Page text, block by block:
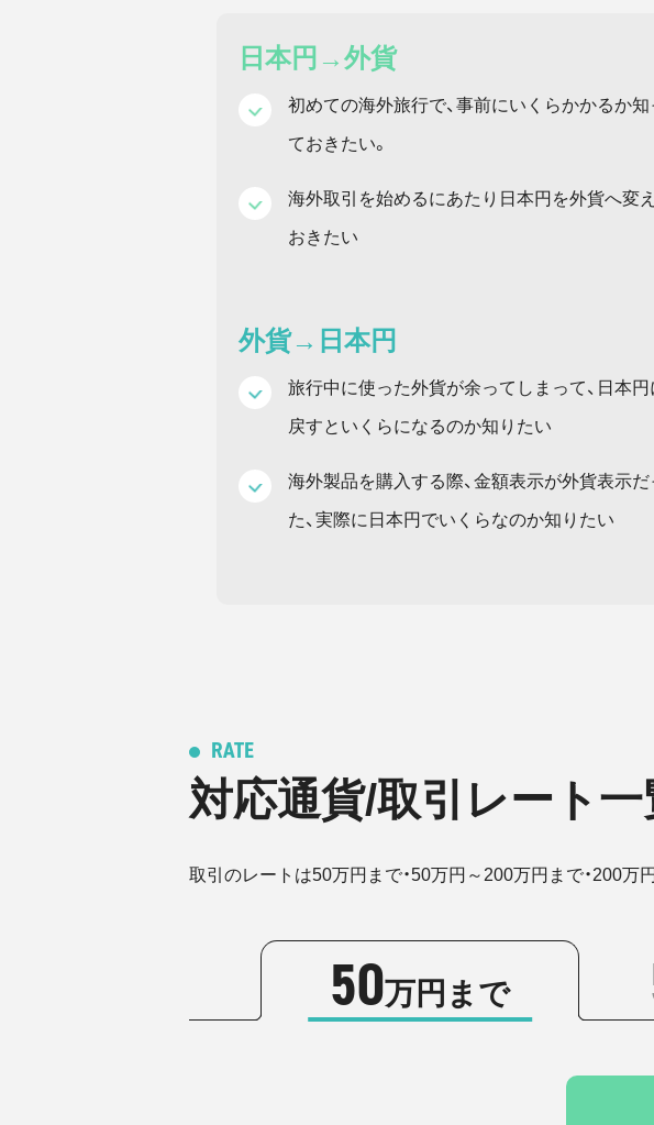
日本円→外貨
初めての海外旅行で、事前にいくらかかるか知
ておきたい。
海外取引を始めるにあたり日本円を外貨へ変
おきたい
外貨→日本円
旅行中に使った外貨が余ってしまって、日本円
戻すといくらになるのか知りたい
海外製品を購入する際、金額表示が外貨表示だ
た、実際に日本円でいくらなのか知りたい
RATE
対応通貨/取引レート一
取引のレートは50万円まで・50万円～200万円まで・200
50万円まで